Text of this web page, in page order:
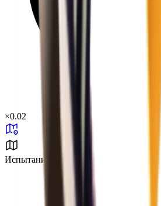
×0.02
Испытание холодом